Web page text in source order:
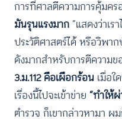
การที่ศาลตีความการคุ้มค
มันรุนแรงมาก “แสดงว่าเร
ประวัติศาสตร์ได้ หรือวิพา
ดังมากสำหรับการตีความข
3.ม.112 คือเผือกร้อน เมื่อ
เรื่องนี้ไปจะเข้าข่าย “ทำให้
ตำรวจ ก็เขากล่าวหามา